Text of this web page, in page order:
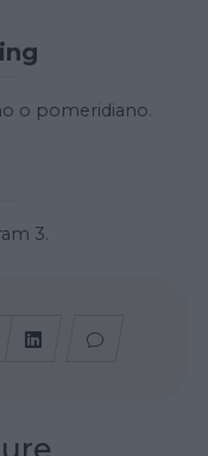
o pomeridiano.
3.